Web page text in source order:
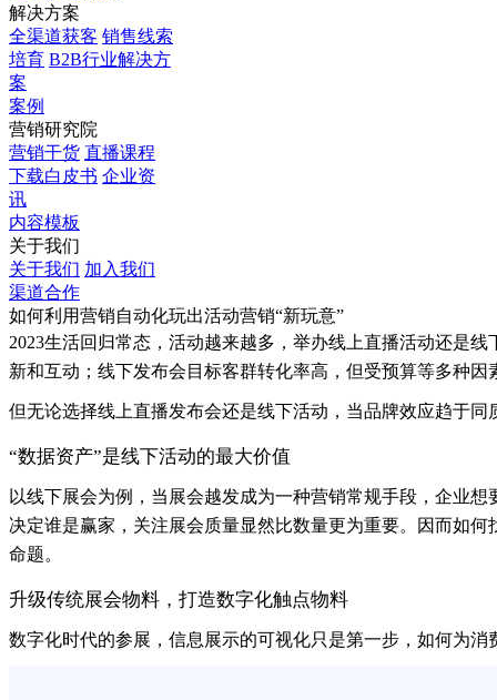
解决方案
全渠道获客 销售线索
培育 B2B行业解决方
案
案例
营销研究院
营销干货 直播课程
下载白皮书 企业资
讯
内容模板
关于我们
关于我们 加入我们
渠道合作
如何利用营销自动化玩出活动营销“新玩意”
2023生活回归常态，活动越来越多，举办线上直播活动还是
新和互动；线下发布会目标客群转化率高，但受预算等多种
但无论选择线上直播发布会还是线下活动，当品牌效应趋于
“数据资产”是线下活动的最大价值
以线下展会为例，当展会越发成为一种营销常规手段，企业
决定谁是赢家，关注展会质量显然比数量更为重要。因而如
命题。
升级传统展会物料，打造数字化触点物料
数字化时代的参展，信息展示的可视化只是第一步，如何为